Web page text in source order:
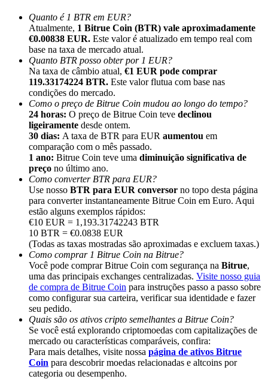
Indicação
Convide um amigo para receber recompensas em dinheiro
BTC Welcome Rewards
BTC Welcome Rewards
Deposit & Trade BTC to Share 25000 USDT prize pool!
Deposit CASHCAT & Win
Share 500000 CASHCAT prize pool
Quanto é 1 BTR em EUR?
Atualmente, 1 Bitrue Coin (BTR) vale aproximadamente
€0.00838 EUR. Este valor é atualizado em tempo real com
base na taxa de mercado atual.
Quanto BTR posso obter por 1 EUR?
Na taxa de câmbio atual, €1 EUR pode comprar
119.33174224 BTR. Este valor flutua com base nas
condições do mercado.
Como o preço de Bitrue Coin mudou ao longo do tempo?
24 horas: O preço de Bitrue Coin teve declinou
ligeiramente desde ontem.
30 dias: A taxa de BTR para EUR aumentou em
comparação com o mês passado.
1 ano: Bitrue Coin teve uma diminuição significativa de
preço no último ano.
Como converter BTR para EUR?
Use nosso BTR para EUR conversor no topo desta página
para converter instantaneamente Bitrue Coin em Euro. Aqui
estão alguns exemplos rápidos:
€10 EUR = 1,193.31742243 BTR
10 BTR = €0.0838 EUR
(Todas as taxas mostradas são aproximadas e excluem taxas.)
Como comprar 1 Bitrue Coin na Bitrue?
Você pode comprar Bitrue Coin com segurança na Bitrue,
uma das principais exchanges centralizadas. Visite nosso guia
de compra de Bitrue Coin para instruções passo a passo sobre
como configurar sua carteira, verificar sua identidade e fazer
seu pedido.
Quais são os ativos cripto semelhantes a Bitrue Coin?
Se você está explorando criptomoedas com capitalizações de
mercado ou características comparáveis, confira:
Para mais detalhes, visite nossa página de ativos Bitrue
Coin para descobrir moedas relacionadas e altcoins por
categoria ou desempenho.